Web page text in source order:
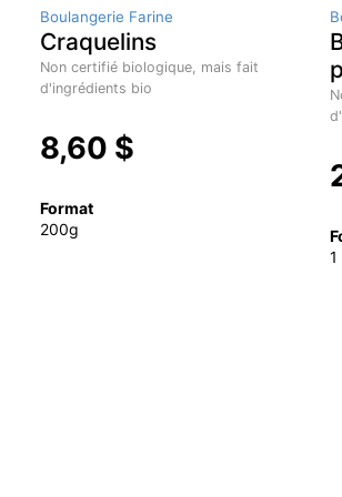
Boulangerie Farine
Craquelins
Non certifié biologique, mais fait
d'ingrédients bio
8,60 $
Format
200g
1